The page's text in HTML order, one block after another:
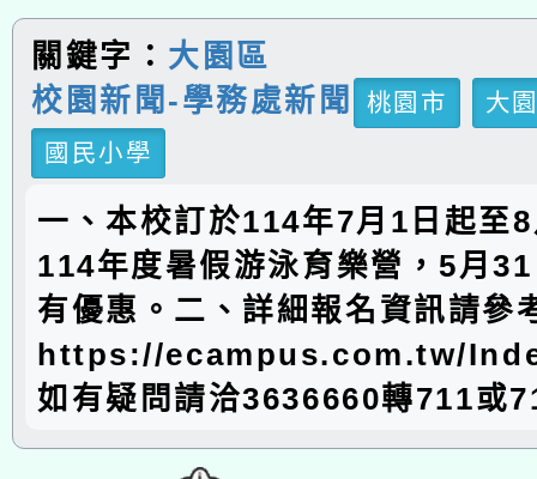
關鍵字： 大園區
校園新聞-學務處新聞
桃園市
大
國民小學
一、本校訂於114年7月1日起至
114年度暑假游泳育樂營，5月
有優惠。二、詳細報名資訊請參
https://ecampus.com.tw/
如有疑問請洽3636660轉711或